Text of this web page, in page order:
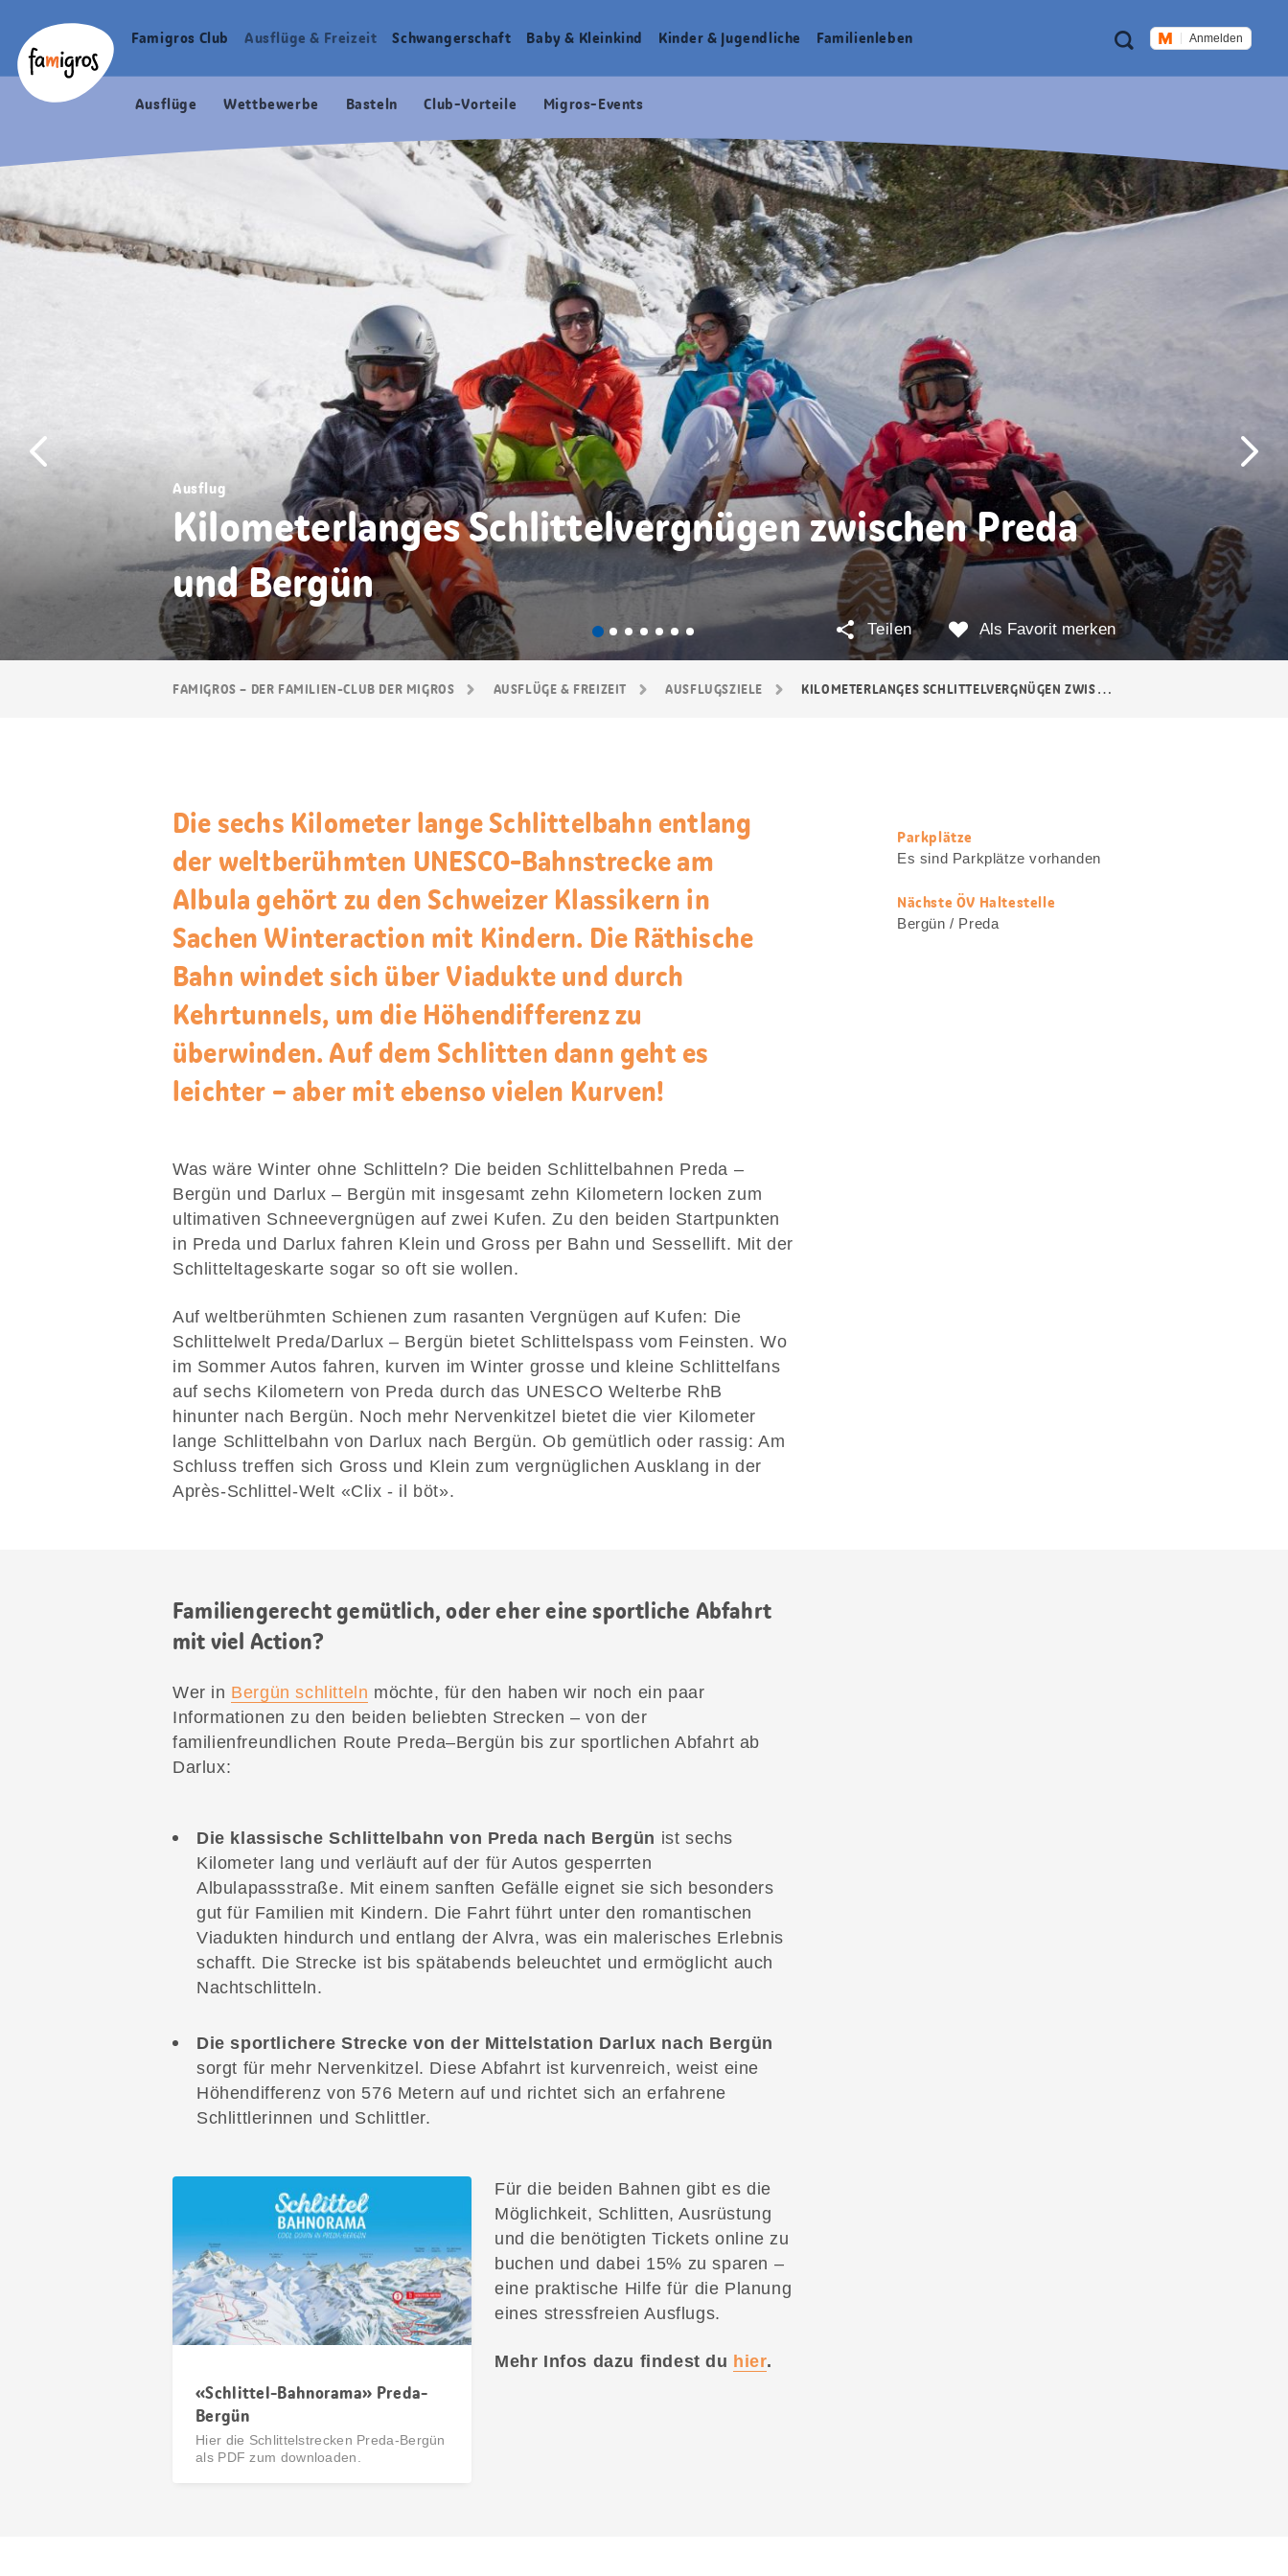
Navigation
Logo
Meta
Navigation
Suche Anmelden
Haupt
Famigros Club Ausflüge & Freizeit Schwangerschaft Baby & Kleinkind Kinder & Jugendliche Familien­leben
Ausflüge Wettbewerbe Basteln Club-Vorteile Migros-Events
FAMIGROS – DER FAMILIEN-CLUB DER MIGROS AUSFLÜGE & FREIZEIT AUSFLUGSZIELE KILOMETERLANGES SCHLITTELVERGNÜGEN ZWISCHEN PREDA UND BERGÜN
Ausflug
Kilometerlanges Schlittelvergnügen zwischen Preda
und Bergün
Als Favorit merken
Teilen
Die sechs Kilometer lange Schlittelbahn entlang
der weltberühmten UNESCO-Bahnstrecke am
Albula gehört zu den Schweizer Klassikern in
Sachen Winteraction mit Kindern. Die Räthische
Bahn windet sich über Viadukte und durch
Kehrtunnels, um die Höhendifferenz zu
überwinden. Auf dem Schlitten dann geht es
leichter – aber mit ebenso vielen Kurven!
Was wäre Winter ohne Schlitteln? Die beiden Schlittelbahnen Preda –
Bergün und Darlux – Bergün mit insgesamt zehn Kilometern locken zum
ultimativen Schneevergnügen auf zwei Kufen. Zu den beiden Startpunkten
in Preda und Darlux fahren Klein und Gross per Bahn und Sessellift. Mit der
Schlitteltageskarte sogar so oft sie wollen.
Auf weltberühmten Schienen zum rasanten Vergnügen auf Kufen: Die
Schlittelwelt Preda/Darlux – Bergün bietet Schlittelspass vom Feinsten. Wo
im Sommer Autos fahren, kurven im Winter grosse und kleine Schlittelfans
auf sechs Kilometern von Preda durch das UNESCO Welterbe RhB
hinunter nach Bergün. Noch mehr Nervenkitzel bietet die vier Kilometer
lange Schlittelbahn von Darlux nach Bergün. Ob gemütlich oder rassig: Am
Schluss treffen sich Gross und Klein zum vergnüglichen Ausklang in der
Après-Schlittel-Welt «Clix - il böt».
Nützliche
Informationen
Parkplätze
Es sind Parkplätze vorhanden
Nächste ÖV Haltestelle
Bergün / Preda
Familiengerecht gemütlich, oder eher eine sportliche Abfahrt
mit viel Action?
Wer in Bergün schlitteln möchte, für den haben wir noch ein paar
Informationen zu den beiden beliebten Strecken – von der
familienfreundlichen Route Preda–Bergün bis zur sportlichen Abfahrt ab
Darlux:
Die klassische Schlittelbahn von Preda nach Bergün ist sechs
Kilometer lang und verläuft auf der für Autos gesperrten
Albulapassstraße. Mit einem sanften Gefälle eignet sie sich besonders
gut für Familien mit Kindern. Die Fahrt führt unter den romantischen
Viadukten hindurch und entlang der Alvra, was ein malerisches Erlebnis
schafft. Die Strecke ist bis spätabends beleuchtet und ermöglicht auch
Nachtschlitteln.
Die sportlichere Strecke von der Mittelstation Darlux nach Bergün
sorgt für mehr Nervenkitzel. Diese Abfahrt ist kurvenreich, weist eine
Höhendifferenz von 576 Metern auf und richtet sich an erfahrene
Schlittlerinnen und Schlittler.
«Schlittel-Bahnorama» Preda-
Bergün
Hier die Schlittelstrecken Preda-Bergün
als PDF zum downloaden.
Für die beiden Bahnen gibt es die
Möglichkeit, Schlitten, Ausrüstung
und die benötigten Tickets online zu
buchen und dabei 15% zu sparen –
eine praktische Hilfe für die Planung
eines stressfreien Ausflugs.
Mehr Infos dazu findest du hier.